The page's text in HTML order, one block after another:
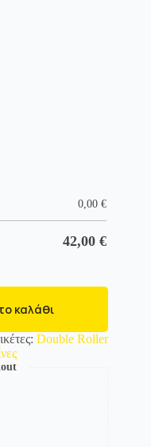
0,00€
42,00€
καλάθι
Double Roller